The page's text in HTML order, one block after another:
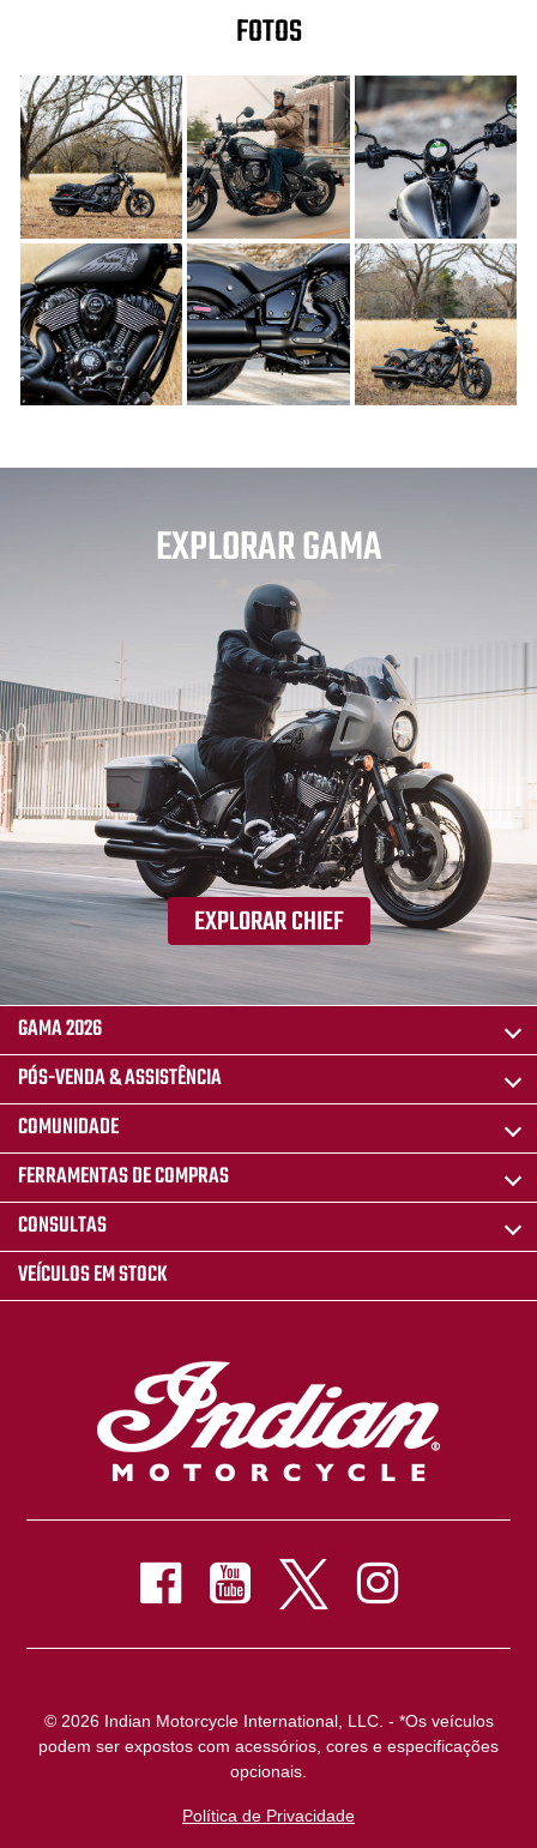
FOTOS
EXPLORAR GAMA
EXPLORAR CHIEF
GAMA 2026
PÓS-VENDA & ASSISTÊNCIA
COMUNIDADE
FERRAMENTAS DE COMPRAS
CONSULTAS
VEÍCULOS EM STOCK
© 2026 Indian Motorcycle International, LLC. - *Os veículos
podem ser expostos com acessórios, cores e especificações
opcionais.
Política de Privacidade